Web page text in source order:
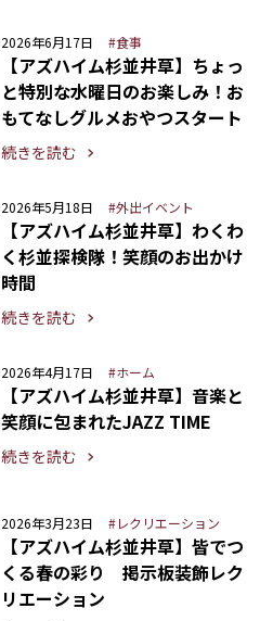
2026年6月17日 #食事
【アズハイム杉並井草】ちょっ
と特別な水曜日のお楽しみ！お
もてなしグルメおやつスタート
続きを読む
2026年5月18日 #外出イベント
【アズハイム杉並井草】わくわ
く杉並探検隊！笑顔のお出かけ
時間
続きを読む
2026年4月17日 #ホーム
【アズハイム杉並井草】音楽と
笑顔に包まれたJAZZ TIME
続きを読む
2026年3月23日 #レクリエーション
【アズハイム杉並井草】皆でつ
くる春の彩り 掲示板装飾レク
リエーション